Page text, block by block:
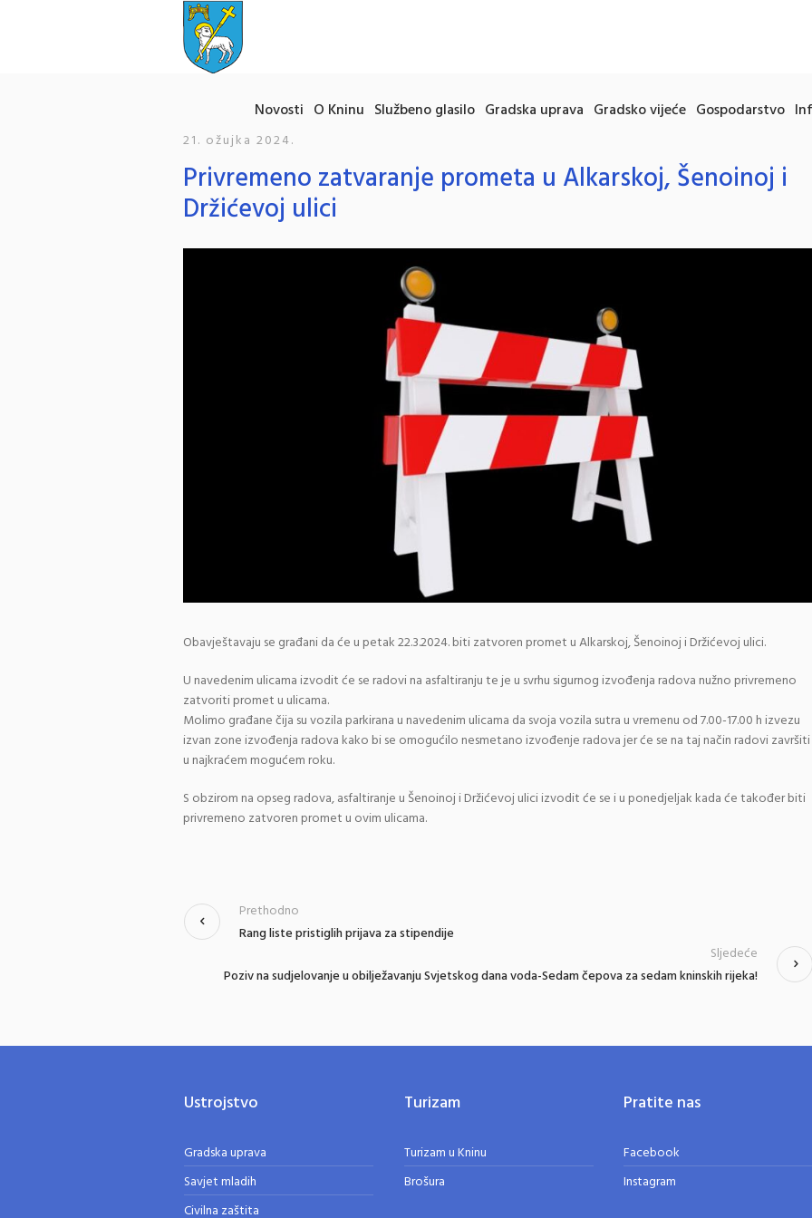
Novosti O Kninu Službeno glasilo Gradska uprava Gradsko vijeće Gospodarstvo
21. ožujka 2024.
Privremeno zatvaranje prometa u Alkarskoj, Šenoinoj i
Držićevoj ulici
Obavještavaju se građani da će u petak 22.3.2024. biti zatvoren promet u Alkarskoj, Šenoinoj i Držićevoj ulici.
U navedenim ulicama izvodit će se radovi na asfaltiranju te je u svrhu sigurnog izvođenja radova nužno privremeno
zatvoriti promet u ulicama.
Molimo građane čija su vozila parkirana u navedenim ulicama da svoja vozila sutra u vremenu od 7.00-17.00 h izvezu
izvan zone izvođenja radova kako bi se omogućilo nesmetano izvođenje radova jer će se na taj način radovi završiti
u najkraćem mogućem roku.
S obzirom na opseg radova, asfaltiranje u Šenoinoj i Držićevoj ulici izvodit će se i u ponedjeljak kada će također biti
privremeno zatvoren promet u ovim ulicama.
Rang liste pristiglih prijava za stipendije
Prethodno
Poziv na sudjelovanje u obilježavanju Svjetskog dana voda-Sedam čepova za sedam kninskih rijeka!
Sljedeće
Ustrojstvo
Gradska uprava
Savjet mladih
Civilna zaštita
Turizam
Turizam u Kninu
Brošura
Pratite nas
Facebook
Instagram